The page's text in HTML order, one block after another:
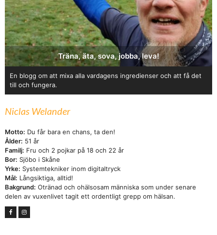
Träna, äta, sova, jobba, leva!
En blogg om att mixa alla vardagens ingredienser och att få det
till och fungera.
Niclas Welander
Motto: Du får bara en chans, ta den!
Ålder: 51 år
Familj: Fru och 2 pojkar på 18 och 22 år
Bor: Sjöbo i Skåne
Yrke: Systemtekniker inom digitaltryck
Mål: Långsiktiga, alltid!
Bakgrund: Otränad och ohälsosam människa som under senare
delen av vuxenlivet tagit ett ordentligt grepp om hälsan.